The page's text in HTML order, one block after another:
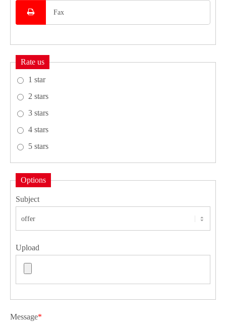
Rate us
1 star
2 stars
3 stars
4 stars
5 stars
Options
Subject
Upload
Message*